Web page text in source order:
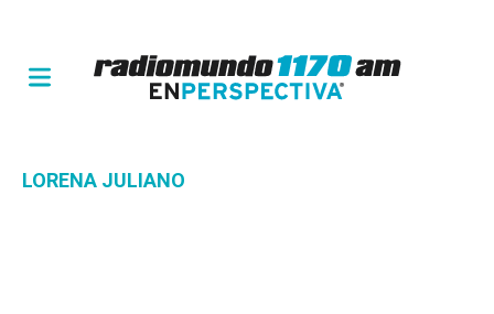
LORENA JULIANO